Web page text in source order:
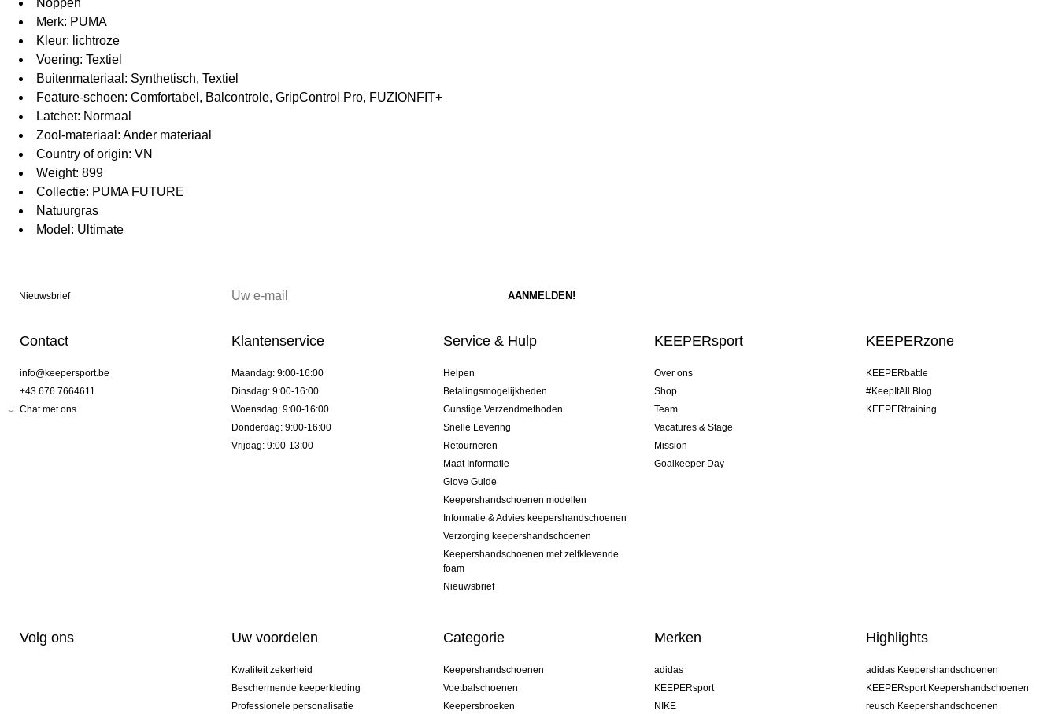
Noppen
Merk: PUMA
Kleur: lichtroze
Voering: Textiel
Buitenmateriaal: Synthetisch, Textiel
Feature-schoen: Comfortabel, Balcontrole, GripControl Pro, FUZIONFIT+
Latchet: Normaal
Zool-materiaal: Ander materiaal
Country of origin: VN
Weight: 899
Collectie: PUMA FUTURE
Natuurgras
Model: Ultimate
Nieuwsbrief
Contact
info@keepersport.be
+43 676 7664611
Chat met ons
Klantenservice
Maandag: 9:00-16:00
Dinsdag: 9:00-16:00
Woensdag: 9:00-16:00
Donderdag: 9:00-16:00
Vrijdag: 9:00-13:00
Service & Hulp
Helpen
Betalingsmogelijkheden
Gunstige Verzendmethoden
Snelle Levering
Retourneren
Maat Informatie
Glove Guide
Keepershandschoenen modellen
Informatie & Advies keepershandschoenen
Verzorging keepershandschoenen
Keepershandschoenen met zelfklevende
foam
Nieuwsbrief
KEEPERsport
Over ons
Shop
Team
Vacatures & Stage
Mission
Goalkeeper Day
KEEPERzone
KEEPERbattle
#KeepItAll Blog
KEEPERtraining
Volg ons Uw voordelen
Kwaliteit zekerheid
Beschermende keeperkleding
Professionele personalisatie
Categorie
Keepershandschoenen
Voetbalschoenen
Keepersbroeken
Merken
adidas
KEEPERsport
NIKE
Highlights
adidas Keepershandschoenen
KEEPERsport Keepershandschoenen
reusch Keepershandschoenen